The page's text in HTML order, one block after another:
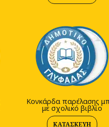
Κονκάρδα παρέλασης
με σχολικό βιβλίο
ΚΑΤΑΣΚΕΥΉ